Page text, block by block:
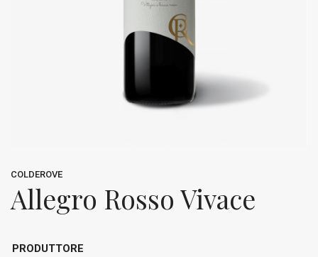
COLDEROVE
Allegro Rosso Vivace
PRODUTTORE